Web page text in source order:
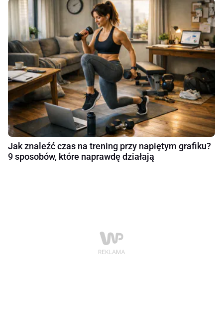
Jak znaleźć czas na trening przy napiętym grafiku?
9 sposobów, które naprawdę działają